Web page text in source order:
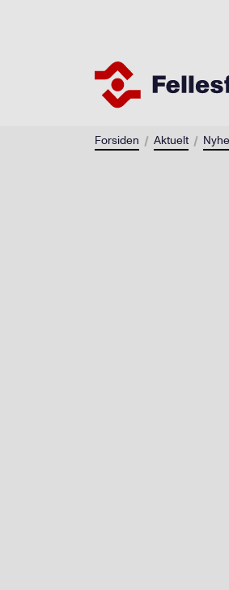
Forsiden Aktuelt